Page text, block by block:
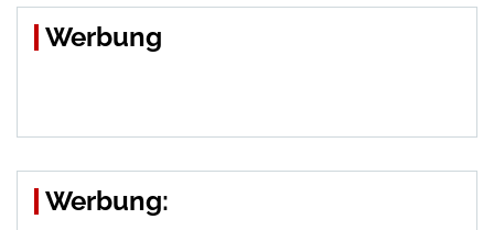
Werbung
Werbung: